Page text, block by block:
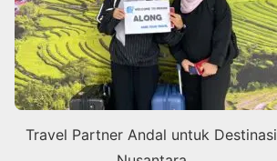
Travel Partner Andal untuk Destinasi